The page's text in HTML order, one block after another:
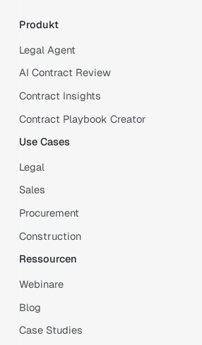
Produkt
Legal Agent
AI Contract Review
Contract Insights
Contract Playbook Creator
Use Cases
Legal
Sales
Procurement
Construction
Ressourcen
Webinare
Blog
Case Studies